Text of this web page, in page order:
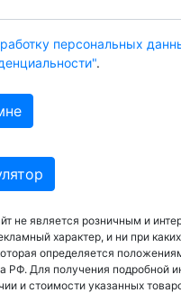
персональных
.
не является розничным и
характер, и ни при
определяется
РФ. Для получения подробной
и стоимости указанных